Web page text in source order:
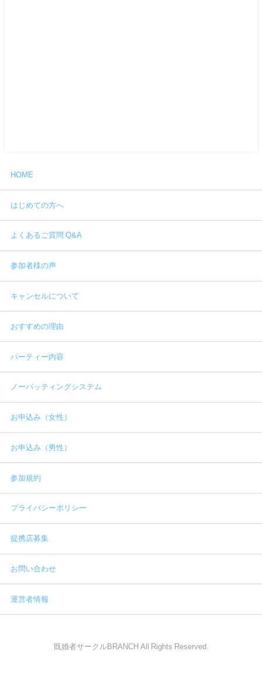
HOME
はじめての方へ
よくあるご質問 Q&A
参加者様の声
キャンセルについて
おすすめの理由
パーティー内容
ノーバッティングシステム
お申込み（女性）
お申込み（男性）
参加規約
プライバシーポリシー
提携店募集
お問い合わせ
運営者情報
既婚者サークルBRANCH All Rights Reserved.